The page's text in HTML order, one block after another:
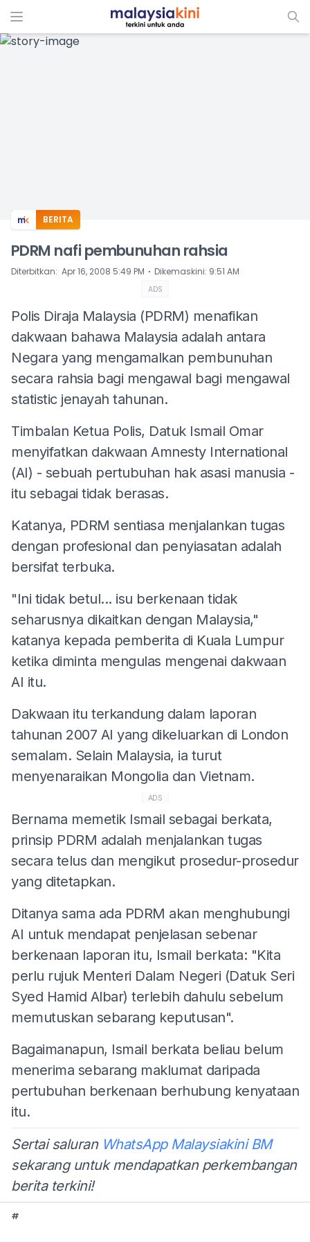
ADS
BERITA
PDRM nafi pembunuhan rahsia
Diterbitkan: Apr 16, 2008 5:49 PM ⋅ Dikemaskini: 9:51 AM
ADS
Polis Diraja Malaysia (PDRM) menafikan
dakwaan bahawa Malaysia adalah antara
Negara yang mengamalkan pembunuhan
secara rahsia bagi mengawal bagi mengawal
statistic jenayah tahunan.
Timbalan Ketua Polis, Datuk Ismail Omar
menyifatkan dakwaan Amnesty International
(AI) - sebuah pertubuhan hak asasi manusia -
itu sebagai tidak berasas.
Katanya, PDRM sentiasa menjalankan tugas
dengan profesional dan penyiasatan adalah
bersifat terbuka.
"Ini tidak betul... isu berkenaan tidak
seharusnya dikaitkan dengan Malaysia,"
katanya kepada pemberita di Kuala Lumpur
ketika diminta mengulas mengenai dakwaan
AI itu.
Dakwaan itu terkandung dalam laporan
tahunan 2007 AI yang dikeluarkan di London
semalam. Selain Malaysia, ia turut
menyenaraikan Mongolia dan Vietnam.
ADS
Bernama memetik Ismail sebagai berkata,
prinsip PDRM adalah menjalankan tugas
secara telus dan mengikut prosedur-prosedur
yang ditetapkan.
Ditanya sama ada PDRM akan menghubungi
AI untuk mendapat penjelasan sebenar
berkenaan laporan itu, Ismail berkata: "Kita
perlu rujuk Menteri Dalam Negeri (Datuk Seri
Syed Hamid Albar) terlebih dahulu sebelum
memutuskan sebarang keputusan".
Bagaimanapun, Ismail berkata beliau belum
menerima sebarang maklumat daripada
pertubuhan berkenaan berhubung kenyataan
itu.
Sertai saluran WhatsApp Malaysiakini BM
sekarang untuk mendapatkan perkembangan
berita terkini!
#